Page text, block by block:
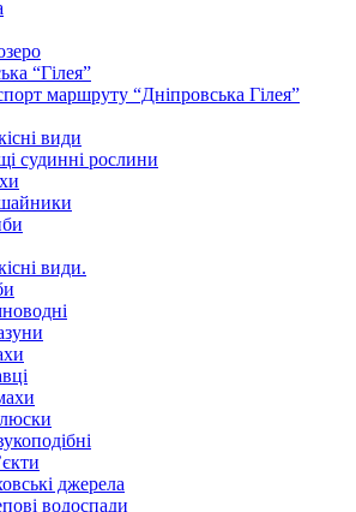
“Гілея”
маршруту “Дніпровська Гілея”
види
судинні рослини
види.
джерела
водоспади